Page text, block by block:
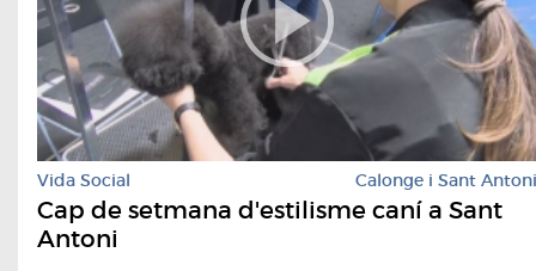
Vida Social Calonge i Sant Antoni
Cap de setmana d'estilisme caní a Sant
Antoni